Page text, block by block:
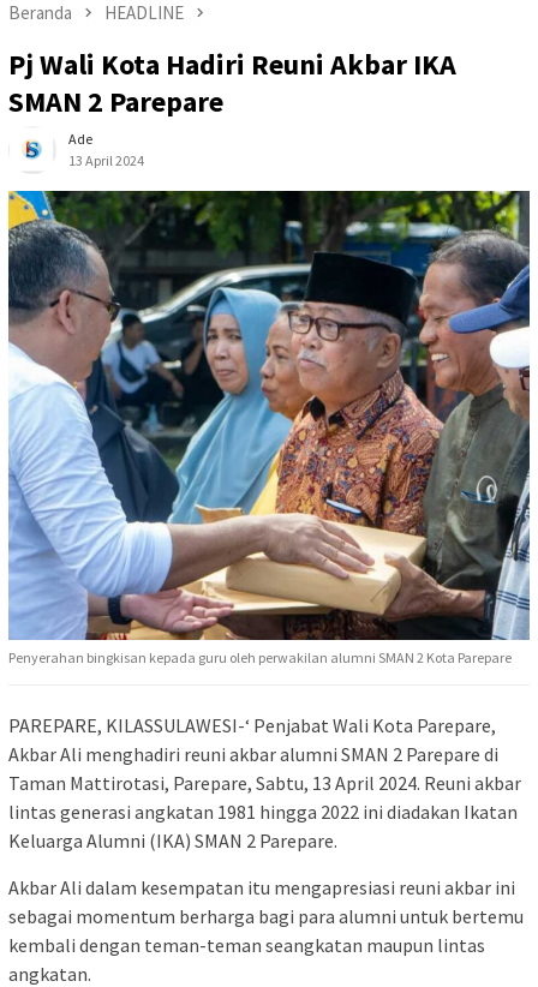
Beranda HEADLINE
Pj Wali Kota Hadiri Reuni Akbar IKA
SMAN 2 Parepare
Ade
13 April 2024
Penyerahan bingkisan kepada guru oleh perwakilan alumni SMAN 2 Kota Parepare
PAREPARE, KILASSULAWESI-‘ Penjabat Wali Kota Parepare,
Akbar Ali menghadiri reuni akbar alumni SMAN 2 Parepare di
Taman Mattirotasi, Parepare, Sabtu, 13 April 2024. Reuni akbar
lintas generasi angkatan 1981 hingga 2022 ini diadakan Ikatan
Keluarga Alumni (IKA) SMAN 2 Parepare.
Akbar Ali dalam kesempatan itu mengapresiasi reuni akbar ini
sebagai momentum berharga bagi para alumni untuk bertemu
kembali dengan teman-teman seangkatan maupun lintas
angkatan.